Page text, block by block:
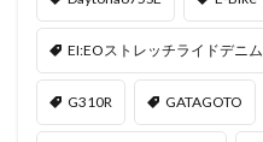
EI:EOストレッチライドデニム
G310R GATAGOTO